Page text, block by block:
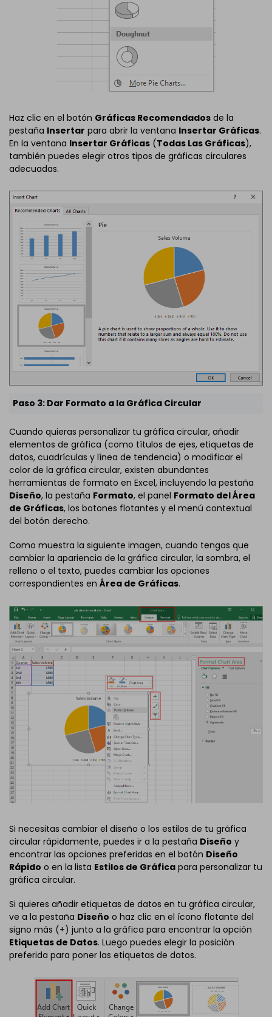
Haz clic en el botón Gráficas Recomendados de la
pestaña Insertar para abrir la ventana Insertar Gráficas.
En la ventana Insertar Gráficas (Todas Las Gráficas),
también puedes elegir otros tipos de gráficas circulares
adecuadas.
Paso 3: Dar Formato a la Gráfica Circular
Cuando quieras personalizar tu gráfica circular, añadir
elementos de gráfica (como títulos de ejes, etiquetas de
datos, cuadrículas y línea de tendencia) o modificar el
color de la gráfica circular, existen abundantes
herramientas de formato en Excel, incluyendo la pestaña
Diseño, la pestaña Formato, el panel Formato del Área
de Gráficas, los botones flotantes y el menú contextual
del botón derecho.
Como muestra la siguiente imagen, cuando tengas que
cambiar la apariencia de la gráfica circular, la sombra, el
relleno o el texto, puedes cambiar las opciones
correspondientes en Área de Gráficas.
Si necesitas cambiar el diseño o los estilos de tu gráfica
circular rápidamente, puedes ir a la pestaña Diseño y
encontrar las opciones preferidas en el botón Diseño
Rápido o en la lista Estilos de Gráfica para personalizar tu
gráfica circular.
Si quieres añadir etiquetas de datos en tu gráfica circular,
ve a la pestaña Diseño o haz clic en el ícono flotante del
signo más (+) junto a la gráfica para encontrar la opción
Etiquetas de Datos. Luego puedes elegir la posición
preferida para poner las etiquetas de datos.